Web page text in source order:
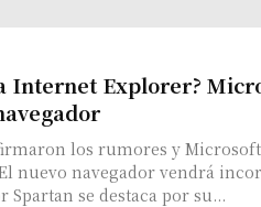
Internet Explorer?
nuevo navegador vendrá
Spartan se destaca por su...